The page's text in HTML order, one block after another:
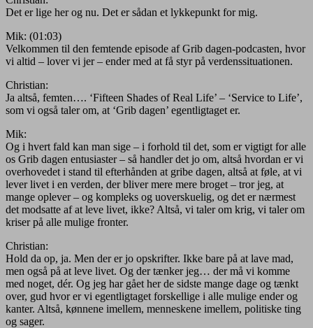
Det er lige her og nu. Det er sådan et lykkepunkt for mig.
Mik: (01:03)
Velkommen til den femtende episode af Grib dagen-podcasten, hvor
vi altid – lover vi jer – ender med at få styr på verdenssituationen.
Christian:
Ja altså, femten…. ‘Fifteen Shades of Real Life’ – ‘Service to Life’,
som vi også taler om, at ‘Grib dagen’ egentligtaget er.
Mik:
Og i hvert fald kan man sige – i forhold til det, som er vigtigt for alle
os Grib dagen entusiaster – så handler det jo om, altså hvordan er vi
overhovedet i stand til efterhånden at gribe dagen, altså at føle, at vi
lever livet i en verden, der bliver mere mere broget – tror jeg, at
mange oplever – og kompleks og uoverskuelig, og det er nærmest
det modsatte af at leve livet, ikke? Altså, vi taler om krig, vi taler om
kriser på alle mulige fronter.
Christian:
Hold da op, ja. Men der er jo opskrifter. Ikke bare på at lave mad,
men også på at leve livet. Og der tænker jeg… der må vi komme
med noget, dér. Og jeg har gået her de sidste mange dage og tænkt
over, gud hvor er vi egentligtaget forskellige i alle mulige ender og
kanter. Altså, kønnene imellem, menneskene imellem, politiske ting
og sager.